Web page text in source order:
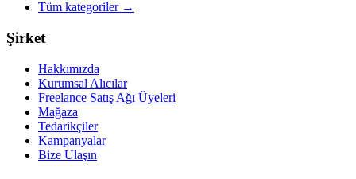
Tüm kategoriler→
Şirket
Hakkımızda
Kurumsal Alıcılar
Freelance Satış Ağı Üyeleri
Mağaza
Tedarikçiler
Kampanyalar
Bize Ulaşın